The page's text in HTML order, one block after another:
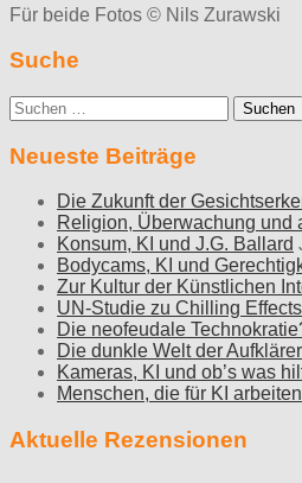
Für beide Fotos © Nils Zurawski
Suche
Suche
nach:
Neueste Beiträge
Die Zukunft der
Religion, Überwachung und
Konsum, KI und J.G. Ballard
Bodycams, KI und
Zur Kultur der Künstlichen
UN-Studie zu Chilling
Die neofeudale
Die dunkle Welt der Aufklärer
Kameras, KI und ob’s was
Menschen, die für KI arbeiten
Aktuelle Rezensionen